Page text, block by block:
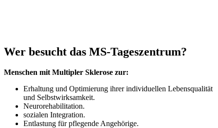
Wer besucht das MS-Tageszentrum?
Menschen mit Multipler Sklerose zur:
Erhaltung und Optimierung ihrer individuellen Lebensqualität
und Selbstwirksamkeit.
Neurorehabilitation.
sozialen Integration.
Entlastung für pflegende Angehörige.